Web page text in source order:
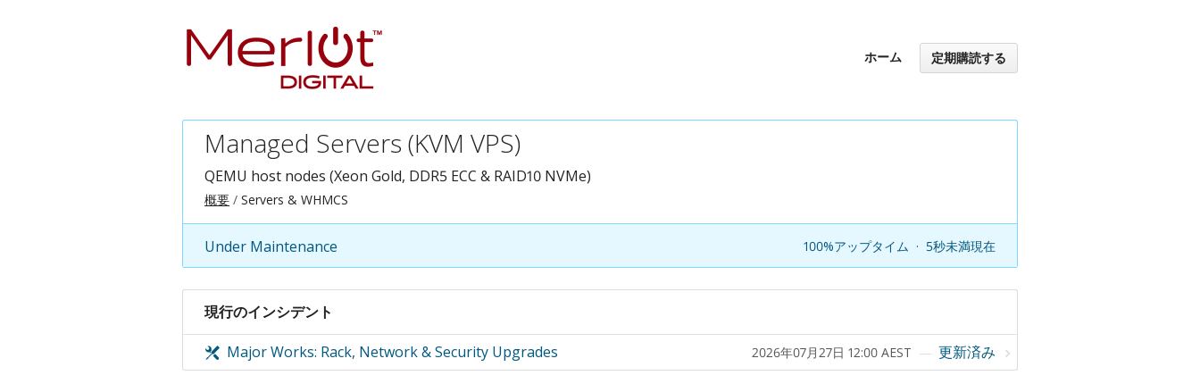
ホーム 定期購読する
Managed Servers (KVM VPS)
QEMU host nodes (Xeon Gold, DDR5 ECC & RAID10 NVMe)
概要 Servers & WHMCS
Under Maintenance 100%アップタイム · 5秒未満現在
現行のインシデント
Major Works: Rack, Network & Security Upgrades 2026年07月27日 12:00 AEST 更新済み